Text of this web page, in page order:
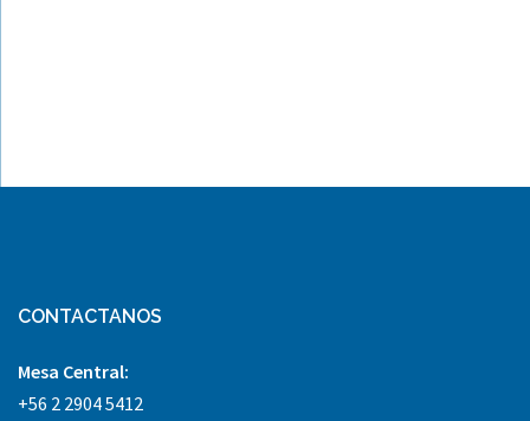
CONTACTANOS
Mesa Central:
+56 2 2904 5412